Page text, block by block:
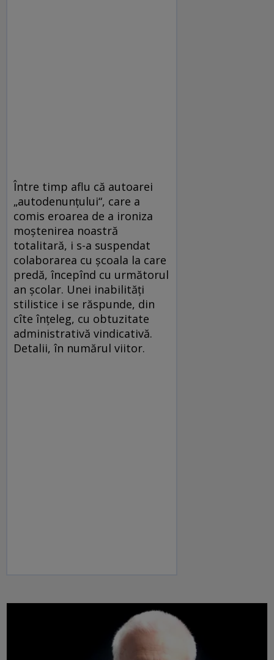
Între timp aflu că autoarei
„autodenunțului“, care a
comis eroarea de a ironiza
moștenirea noastră
totalitară, i s-a suspendat
colaborarea cu școala la care
predă, începînd cu următorul
an școlar. Unei inabilități
stilistice i se răspunde, din
cîte înțeleg, cu obtuzitate
administrativă vindicativă.
Detalii, în numărul viitor.